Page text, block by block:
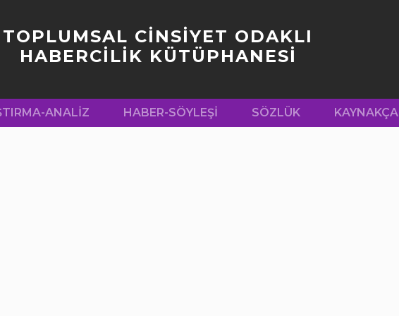
TOPLUMSAL CİNSİYET ODAKLI
HABERCİLİK KÜTÜPHANESİ
ANALIZ HABER-SÖYLEŞI SÖZLÜK KAYNAKÇA